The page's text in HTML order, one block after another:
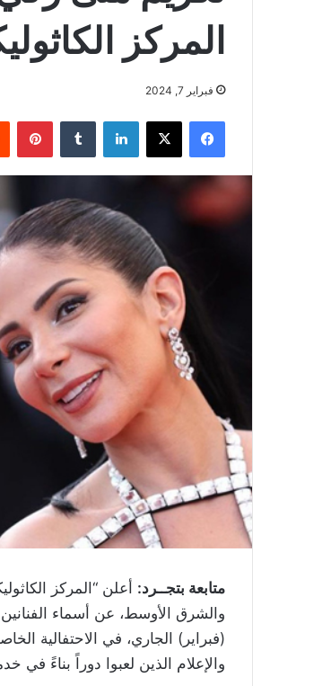
المركز
فبراير 7, 2024
فيسبوك ‫X لينكدإن
متابعة بتجــرد: أعلن “المركز
(فبراير) الجاري، في الاحتفالية
والإعلام الذين لعبوا دوراً بناءً في